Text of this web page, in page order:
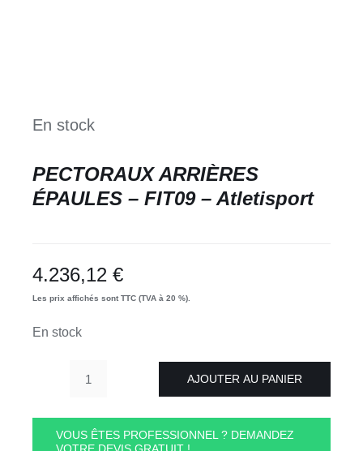
En stock
PECTORAUX ARRIÈRES
ÉPAULES – FIT09 – Atletisport
4.236,12 €
Les prix affichés sont TTC (TVA à 20 %).
En stock
quantité
PECTORAUX
AJOUTER AU PANIER
VOUS ÊTES PROFESSIONNEL ? DEMANDEZ